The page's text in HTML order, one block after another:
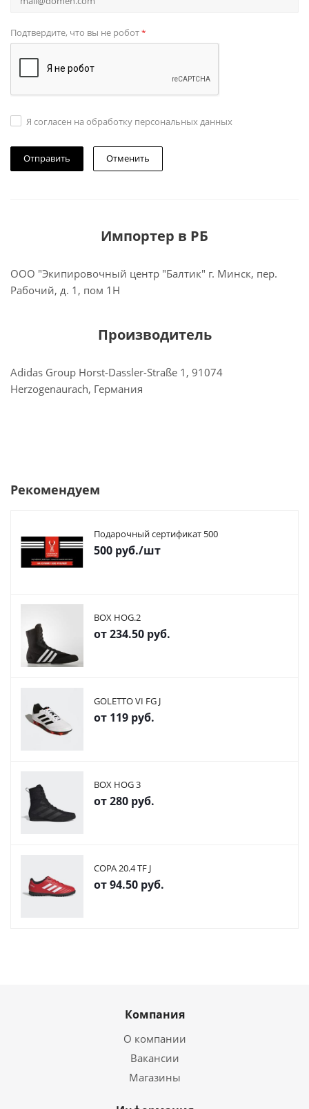
Подтвердите, что вы не робот*
Я согласен на обработку персональных данных
Отменить
Импортер в РБ
ООО "Экипировочный центр "Балтик" г. Минск, пер.
Рабочий, д. 1, пом 1Н
Производитель
Adidas Group Horst-Dassler-Straße 1, 91074
Herzogenaurach, Германия
Рекомендуем
Подарочный сертификат 500
500 руб./шт
BOX HOG.2
от234.50 руб.
GOLETTO VI FG J
от 119 руб.
BOX HOG 3
от280 руб.
COPA 20.4 TF J
от94.50 руб.
Компания
О компании
Вакансии
Магазины